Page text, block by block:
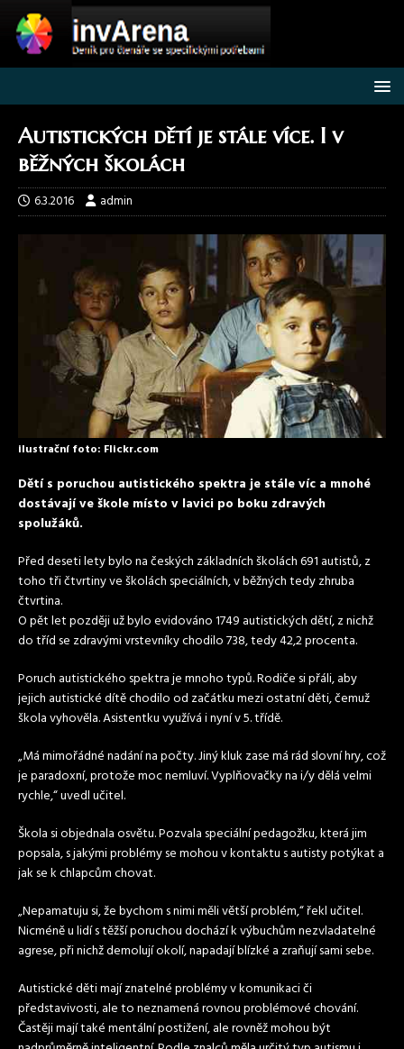
Autistických dětí je stále více. I v
běžných školách
6.3.2016 admin
ilustrační foto: Flickr.com
Dětí s poruchou autistického spektra je stále víc a mnohé
dostávají ve škole místo v lavici po boku zdravých
spolužáků.
Před deseti lety bylo na českých základních školách 691 autistů, z
toho tři čtvrtiny ve školách speciálních, v běžných tedy zhruba
čtvrtina.
O pět let později už bylo evidováno 1749 autistických dětí, z nichž
do tříd se zdravými vrstevníky chodilo 738, tedy 42,2 procenta.
Poruch autistického spektra je mnoho typů. Rodiče si přáli, aby
jejich autistické dítě chodilo od začátku mezi ostatní děti, čemuž
škola vyhověla. Asistentku využívá i nyní v 5. třídě.
„Má mimořádné nadání na počty. Jiný kluk zase má rád slovní hry, což
je paradoxní, protože moc nemluví. Vyplňovačky na i/y dělá velmi
rychle,“ uvedl učitel.
Škola si objednala osvětu. Pozvala speciální pedagožku, která jim
popsala, s jakými problémy se mohou v kontaktu s autisty potýkat a
jak se k chlapcům chovat.
„Nepamatuju si, že bychom s nimi měli větší problém,“ řekl učitel.
Nicméně u lidí s těžší poruchou dochází k výbuchům nezvladatelné
agrese, při nichž demolují okolí, napadají blízké a zraňují sami sebe.
Autistické děti mají znatelné problémy v komunikaci či
představivosti, ale to neznamená rovnou problémové chování.
Častěji mají také mentální postižení, ale rovněž mohou být